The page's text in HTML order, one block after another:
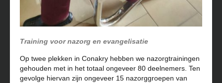
Training voor nazorg en evangelisatie
Op twee plekken in Conakry hebben we nazorgtrainingen
gehouden met in het totaal ongeveer 80 deelnemers. Ten
gevolge hiervan zijn ongeveer 15 nazorggroepen van